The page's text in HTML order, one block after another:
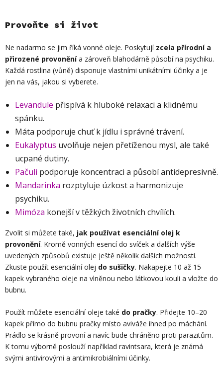
Provoňte si život
Ne nadarmo se jim říká vonné oleje. Poskytují zcela přírodní a
přirozené provoněnía zároveň blahodárně působí na psychiku.
Každá rostlina (vůně) disponuje vlastními unikátními účinky a je
jen na vás, jakou si vyberete.
Levandule přispívá k hluboké relaxaci a klidnému
spánku.
Máta podporuje chuť k jídlu i správné trávení.
Eukalyptus uvolňuje nejen přetíženou mysl, ale také
ucpané dutiny.
Pačuli podporuje koncentraci a působí antidepresivně.
Mandarinka rozptyluje úzkost a harmonizuje
psychiku.
Mimóza konejší v těžkých životních chvílích.
Zvolit si můžete také, jak používat esenciální olej k
provonění. Kromě vonných esencí do svíček a dalších výše
uvedených způsobů existuje ještě několik dalších možností.
Zkuste použít esenciální olej do sušičky. Nakapejte 10 až 15
kapek vybraného oleje na vlněnou nebo látkovou kouli a vložte do
bubnu.
Použít můžete esenciální oleje také do pračky. Přidejte 10–20
kapek přímo do bubnu pračky místo aviváže ihned po máchání.
Prádlo se krásně provoní a navíc bude chráněno proti parazitům.
K tomu výborně poslouží například ravintsara, která je známá
svými antivirovými a antimikrobiálními účinky.